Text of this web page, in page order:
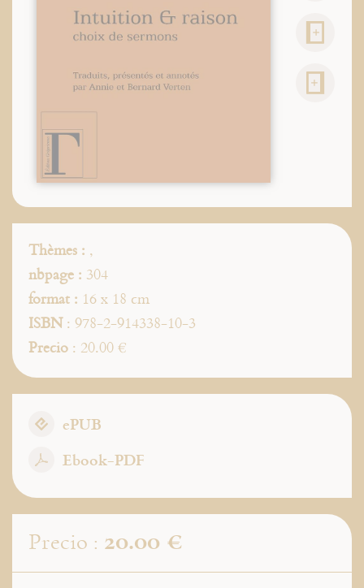
Thèmes : ,
nbpage : 304
format : 16 x 18 cm
ISBN: 978-2-914338-10-3
Precio : 20.00 €
ePUB
Ebook-PDF
Precio : 20.00 €